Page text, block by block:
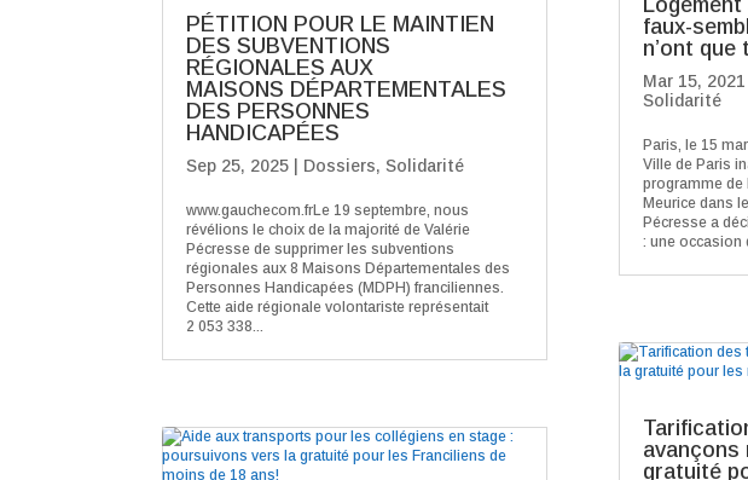
PÉTITION POUR LE MAINTIEN
DES SUBVENTIONS
RÉGIONALES AUX
MAISONS DÉPARTEMENTALES
DES PERSONNES
HANDICAPÉES
Sep 25, 2025 Dossiers,Solidarité
www.gauchecom.frLe 19 septembre, nous
révélions le choix de la majorité de Valérie
Pécresse de supprimer les subventions
régionales aux 8 Maisons Départementales des
Personnes Handicapées (MDPH) franciliennes.
Cette aide régionale volontariste représentait
2 053 338...
faux-
n’ont que
Mar 15, 2021
Solidarité
Paris, le 15
Ville de Paris
programme de
Meurice dans
Pécresse a
: une occasion
avançons
gratuité